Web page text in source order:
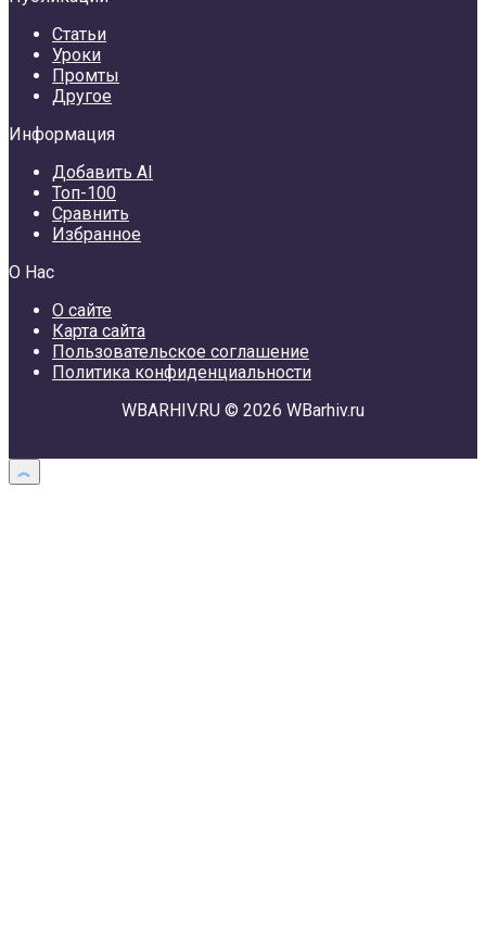
Статьи
Уроки
Промты
Другое
Информация
Добавить AI
Топ-100
Сравнить
Избранное
О Нас
О сайте
Карта сайта
Пользовательское соглашение
Политика конфиденциальности
WBARHIV.RU © 2026 WBarhiv.ru